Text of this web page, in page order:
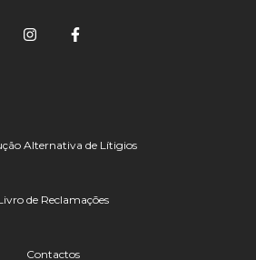
Alternativa de Lítigios
de Reclamações
Contactos